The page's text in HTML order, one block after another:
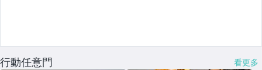
行動任意門 看更多